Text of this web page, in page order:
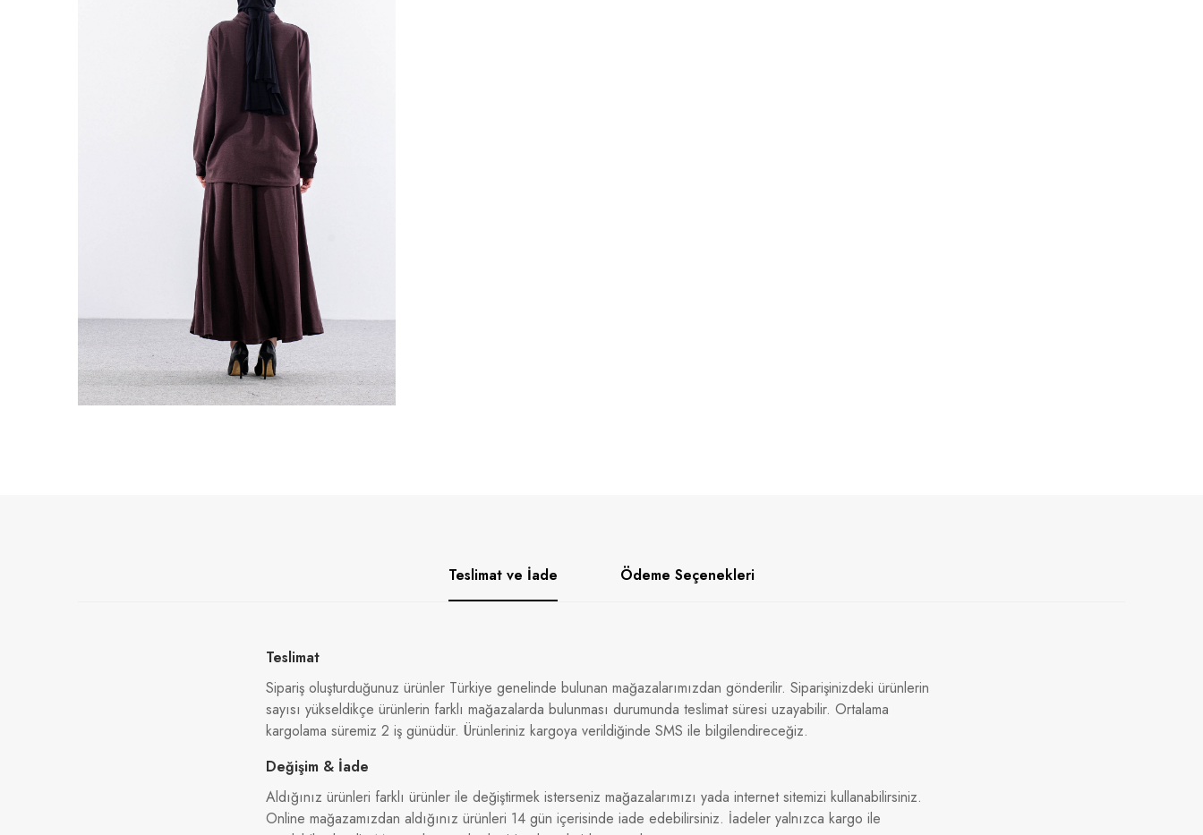
Teslimat ve İade Ödeme Seçenekleri
Teslimat
Sipariş oluşturduğunuz ürünler Türkiye genelinde bulunan mağazalarımızdan gönderilir. Siparişinizdeki ürünlerin
sayısı yükseldikçe ürünlerin farklı mağazalarda bulunması durumunda teslimat süresi uzayabilir. Ortalama
kargolama süremiz 2 iş günüdür. Ürünleriniz kargoya verildiğinde SMS ile bilgilendireceğiz.
Değişim & İade
Aldığınız ürünleri farklı ürünler ile değiştirmek isterseniz mağazalarımızı yada internet sitemizi kullanabilirsiniz.
Online mağazamızdan aldığınız ürünleri 14 gün içerisinde iade edebilirsiniz. İadeler yalnızca kargo ile